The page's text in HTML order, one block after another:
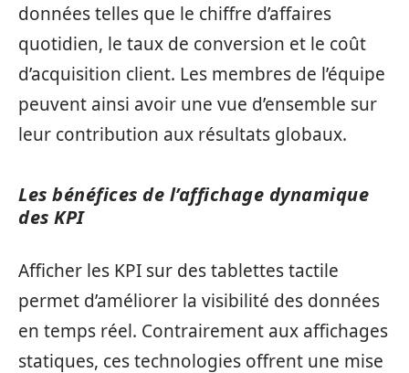
données telles que le chiffre d’affaires
quotidien, le taux de conversion et le coût
d’acquisition client. Les membres de l’équipe
peuvent ainsi avoir une vue d’ensemble sur
leur contribution aux résultats globaux.
Les bénéfices de l’affichage dynamique
des KPI
Afficher les KPI sur des tablettes tactile
permet d’améliorer la visibilité des données
en temps réel. Contrairement aux affichages
statiques, ces technologies offrent une mise